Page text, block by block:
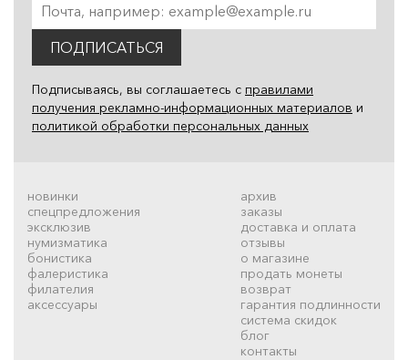
ПОДПИСАТЬСЯ
Подписываясь, вы соглашаетесь с правилами
получения рекламно-информационных материалов и
политикой обработки персональных данных
новинки
спецпредложения
эксклюзив
нумизматика
бонистика
фалеристика
филателия
аксессуары
архив
заказы
доставка и оплата
отзывы
о магазине
продать монеты
возврат
гарантия подлинности
система скидок
блог
контакты